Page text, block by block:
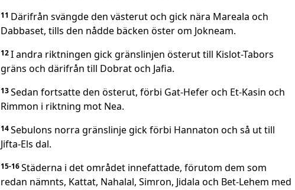
11 Därifrån svängde den västerut och gick nära Mareala och
Dabbaset, tills den nådde bäcken öster om Jokneam.
12I andra riktningen gick gränslinjen österut till Kislot-Tabors
gräns och därifrån till Dobrat och Jafia.
13Sedan fortsatte den österut, förbi Gat-Hefer och Et-Kasin och
Rimmon i riktning mot Nea.
14Sebulons norra gränslinje gick förbi Hannaton och så ut till
Jifta-Els dal.
15-16Städerna i det området innefattade, förutom dem som
redan nämnts, Kattat, Nahalal, Simron, Jidala och Bet-Lehem med